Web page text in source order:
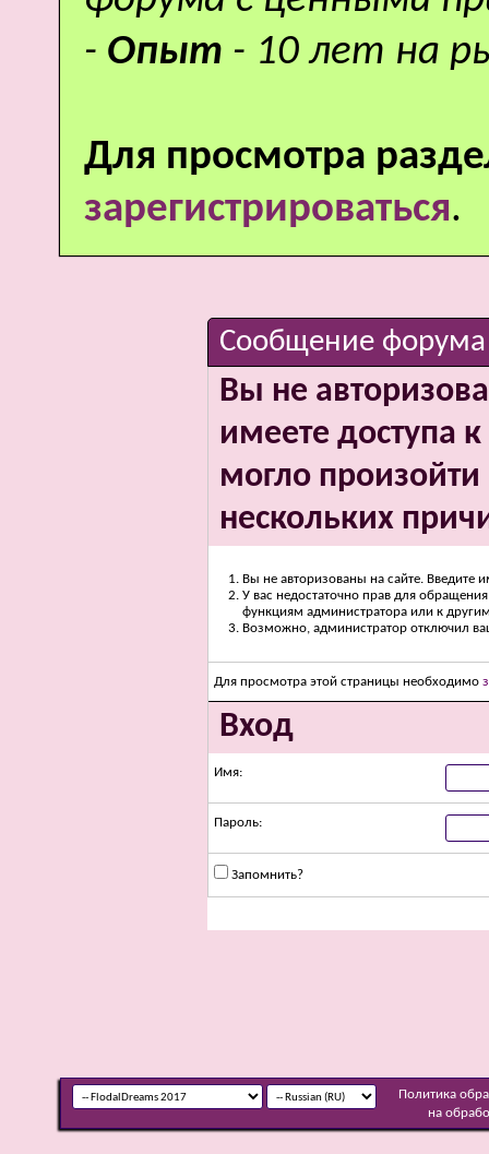
- Опыт - 10 лет на
Для просмотра
зарегистрироваться.
Сообщение форума
Вы не
имеете доступа
могло
нескольких
Вы не авторизованы на сайте. Введите
У вас недостаточно прав для
функциям администратора или к
Возможно, администратор отключил
Для просмотра этой страницы необходимо
Вход
Имя:
Пароль:
Запомнить?
Политика
на